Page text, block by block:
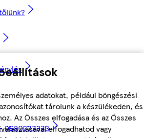
adatokat, például böngészési
tárolunk a készülékeden, és
Az Összes elfogadása és az Összes
elfogadhatod vagy
0680222333